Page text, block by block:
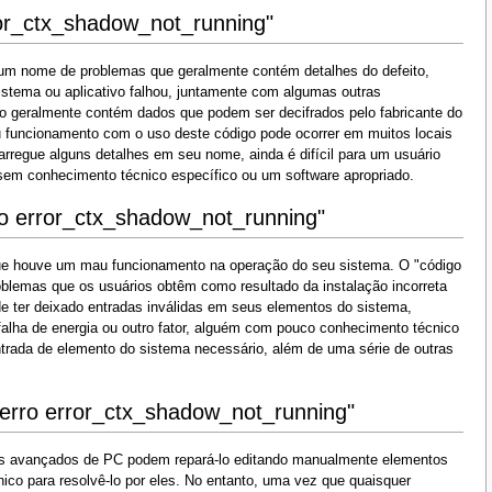
nome de problemas que geralmente contém detalhes do defeito,
ou aplicativo falhou, juntamente com algumas outras
contém dados que podem ser decifrados pelo fabricante do
com o uso deste código pode ocorrer em muitos locais
alguns detalhes em seu nome, ainda é difícil para um usuário
conhecimento técnico específico ou um software apropriado.
error_ctx_shadow_not_running"
houve um mau funcionamento na operação do seu sistema. O "código
que os usuários obtêm como resultado da instalação incorreta
ter deixado entradas inválidas em seus elementos do sistema,
de energia ou outro fator, alguém com pouco conhecimento técnico
de elemento do sistema necessário, além de uma série de outras
error_ctx_shadow_not_running"
de PC podem repará-lo editando manualmente elementos
para resolvê-lo por eles. No entanto, uma vez que quaisquer